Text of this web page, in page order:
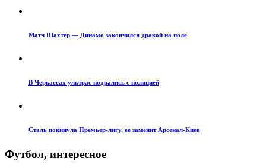
Матч Шахтер — Динамо закончился дракой на поле
В Черкассах ультрас подрались с полицией
Сталь покинула Премьер-лигу, ее заменит Арсенал-Киев
Футбол, интересное